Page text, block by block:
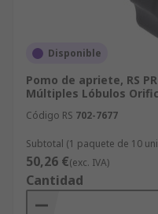
Disponible
Pomo de apriete, RS
Múltiples Lóbulos
Código RS 702-7677
Subtotal (1 paquete de 10
50,26 €(exc. IVA)
Cantidad